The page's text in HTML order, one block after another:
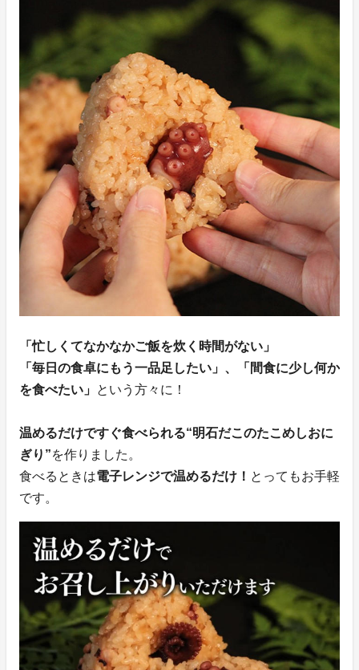
「忙しくてなかなかご飯を炊く時間がない」
「毎日の食卓にもう一品足したい」、「間食に少し何か
を食べたい」 という方々に！
温めるだけですぐ食べられる“明石だこのたこめしおに
ぎり”を作りました。
食べるときは電子レンジで温めるだけ！ とってもお手軽
です。